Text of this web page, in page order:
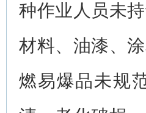
种作业人员未
材料、油漆、
燃易爆品未规